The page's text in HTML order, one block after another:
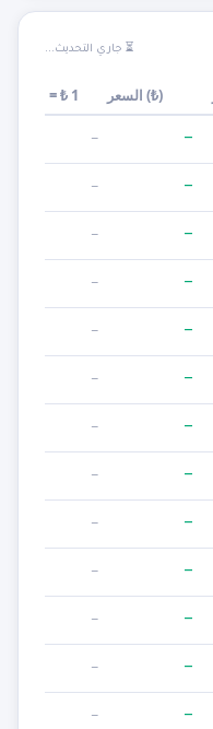
⏳ جاري التحديث...
السعر (₺)
1
₺
=
—
—
—
—
—
—
—
—
—
—
—
—
—
—
—
—
—
—
—
—
—
—
—
—
—
—